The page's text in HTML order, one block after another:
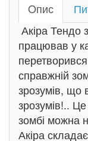
Oпис
Акіра Тендо
працював у
справжній
зрозумів, що
зрозумів!..
зомбі можна
Акіра